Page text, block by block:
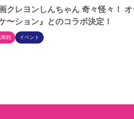
画クレヨンしんちゃん 奇々怪々！
〜ション』とのコラボ決定！
戦 イベント